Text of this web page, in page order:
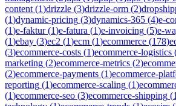
content (1)drizzle (3)drizzle-orm (2)
(1)dynamic-pricing (3)dynamics-365 (4)e-
(1)e-faktur(1)e-fatura (1)e-invoicing (5)e-
(1)ebay (3)ec2 (1)ecm (1)ecommerce (178)
(3)ecommerce-costs (1)ecommerce-logistics
marketing (2)ecommerce-metrics (2)
(2)ecommerce-payments (1)ecommerce-
reporting (1)ecommerce-scaling (1)
(1)ecommerce-seo (3)ecommerce-shipping (1